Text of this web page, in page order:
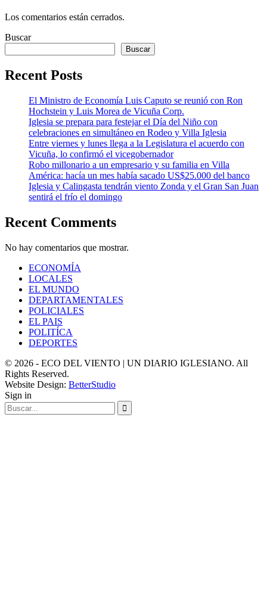
Los comentarios están cerrados.
Buscar
Buscar
Recent Posts
El Ministro de Economía Luis Caputo se reunió con Ron
Hochstein y Luis Morea de Vicuña Corp.
Iglesia se prepara para festejar el Día del Niño con
celebraciones en simultáneo en Rodeo y Villa Iglesia
Entre viernes y lunes llega a la Legislatura el acuerdo con
Vicuña, lo confirmó el vicegobernador
Robo millonario a un empresario y su familia en Villa
América: hacía un mes había sacado US$25.000 del banco
Iglesia y Calingasta tendrán viento Zonda y el Gran San Juan
sentirá el frío el domingo
Recent Comments
No hay comentarios que mostrar.
ECONOMÍA
LOCALES
EL MUNDO
DEPARTAMENTALES
POLICIALES
EL PAIS
POLITÍCA
DEPORTES
© 2026 - ECO DEL VIENTO | UN DIARIO IGLESIANO. All
Rights Reserved.
Website Design: BetterStudio
Sign in